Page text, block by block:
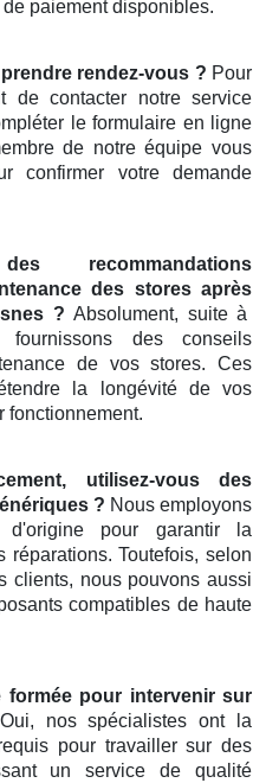
paiement disponibles.
rendez-vous ? Pour
de contacter notre service
le formulaire en ligne
de notre équipe vous
confirmer votre demande
des recommandations
des stores après
? Absolument, suite à
fournissons des conseils
de vos stores. Ces
la longévité de vos
fonctionnement.
, utilisez-vousdes
? Nous employons
d'origine pour garantir la
Toutefois, selon
clients, nous pouvons aussi
compatibles de haute
forméepour intervenirsur
nos spécialistes ont la
pour travailler sur des
un service de qualité